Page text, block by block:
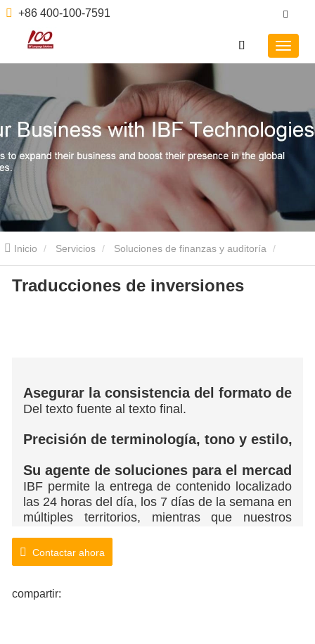
+86 400-100-7591
Inicio Servicios Soluciones de finanzas y auditoría
Traducciones de inversiones
Traducciones de inversiones
Asegurar la consistencia del formato de la
Del texto fuente al texto final.
Precisión de terminología, tono y estilo,
Su agente de soluciones para el mercado
IBF permite la entrega de contenido localizado
las 24 horas del día, los 7 días de la semana en
múltiples territorios, mientras que nuestros
de la industria. Podemos trabajar en decenas
de idiomas simultáneamente mientras
la percepción de la marca y generamos
Contactar ahora
compartir: